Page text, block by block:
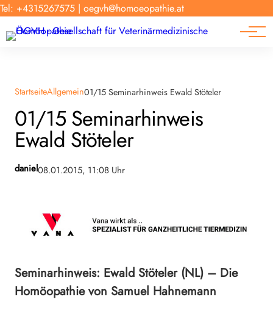
Tel: +4315267575 | oegvh@homoeopathie.at
Tierarzt-Suche
Forschung
News
StartseiteAllgemein01/15 Seminarhinweis Ewald Stöteler
01/15 Seminarhinweis
Ewald Stöteler
daniel08.01.2015, 11:08 Uhr
Seminarhinweis: Ewald Stöteler (NL) – Die
Homöopathie von Samuel Hahnemann